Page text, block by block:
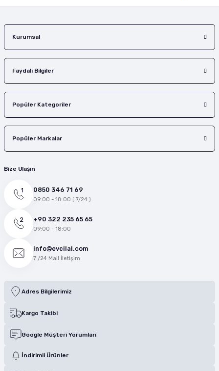
Kurumsal
Faydalı Bilgiler
Popüler Kategoriler
Popüler Markalar
Bize Ulaşın
0850 346 71 69
09:00 - 18:00 ( 7/24 )
+90 322 235 65 65
09:00 - 18:00
info@evcilal.com
7 /24 Mail İletişim
Adres Bilgilerimiz
Kargo Takibi
Google Müşteri Yorumları
İndirimli Ürünler